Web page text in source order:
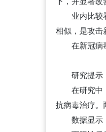
业内比较
相似，是攻击
在新冠病
研究提示
在研究中
抗病毒治疗。
数据显示